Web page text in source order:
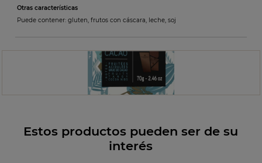
Otras características
Puede contener: gluten, frutos con cáscara, leche, soj
Estos productos pueden ser de su
interés